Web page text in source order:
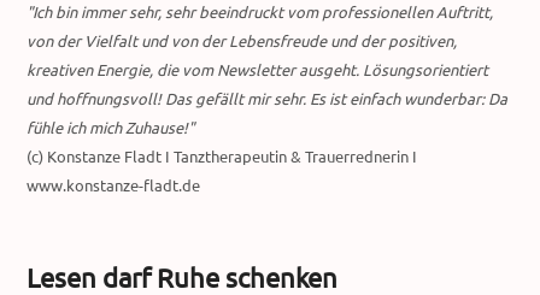
"Ich bin immer sehr, sehr beeindruckt vom professionellen Auftritt,
von der Vielfalt und von der Lebensfreude und der positiven,
kreativen Energie, die vom Newsletter ausgeht. Lösungsorientiert
und hoffnungsvoll! Das gefällt mir sehr. Es ist einfach wunderbar: Da
fühle ich mich Zuhause!"
(c) Konstanze Fladt I Tanztherapeutin & Trauerrednerin I
www.konstanze-fladt.de
Lesen darf Ruhe schenken